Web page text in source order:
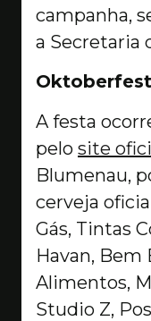
campanha,
a Secretaria
A festa
pelo site
Blumenau,
cerveja
Gás, Tintas
Havan,
Alimentos,
Studio Z,